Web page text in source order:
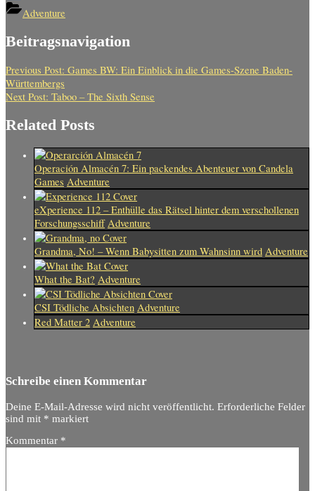
TeilenAdventure
Beitragsnavigation
Previous Post: Games BW: Ein Einblick in die Games-Szene Baden-
Württembergs
Next Post: Taboo – The Sixth Sense
Related Posts
Operación Almacén 7: Ein packendes Abenteuer von Candela
Games Adventure
eXperience 112 – Enthülle das Rätsel hinter dem verschollenen
Forschungsschiff Adventure
Grandma, No! – Wenn Babysitten zum Wahnsinn wird Adventure
What the Bat? Adventure
CSI Tödliche Absichten Adventure
Red Matter 2 Adventure
Schreibe einen Kommentar
Deine E-Mail-Adresse wird nicht veröffentlicht. Erforderliche Felder
sind mit * markiert
Kommentar *